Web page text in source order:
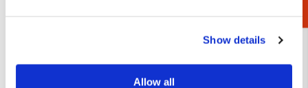
Show details
Allow all
Toevoegen
verlanglijst